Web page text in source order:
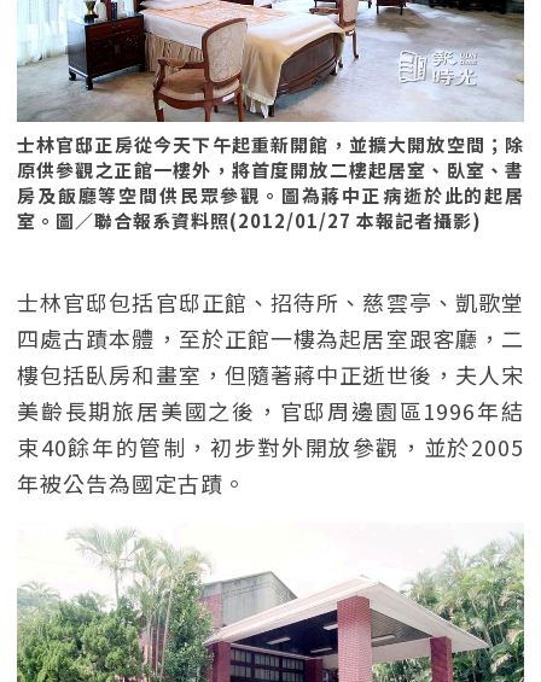
士林官邸正房從今天下午起重新開館，並擴大開放空間；除
原供參觀之正館一樓外，將首度開放二樓起居室、臥室、書
房及飯廳等空間供民眾參觀。圖為蔣中正病逝於此的起居
室。圖／聯合報系資料照(2012/01/27 本報記者攝影)
士林官邸包括官邸正館、招待所、慈雲亭、凱歌堂
四處古蹟本體，至於正館一樓為起居室跟客廳，二
樓包括臥房和畫室，但隨著蔣中正逝世後，夫人宋
美齡長期旅居美國之後，官邸周邊園區1996年結
束40餘年的管制，初步對外開放參觀，並於2005
年被公告為國定古蹟。